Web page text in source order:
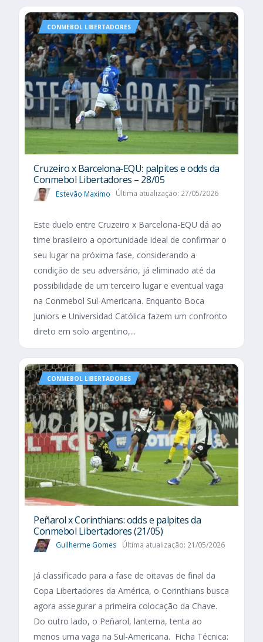
CONMEBOL LIBERTADORES
Cruzeiro x Barcelona-EQU: palpites e odds da
Conmebol Libertadores – 28/05
Estevão Maximo Última atualização: 27/05/2026
Este duelo entre Cruzeiro x Barcelona-EQU dá ao
time brasileiro a oportunidade ideal de confirmar o
seu lugar na próxima fase, considerando a
condição de seu adversário, já eliminado até da
possibilidade de um terceiro lugar e eventual vaga
na Conmebol Sul-Americana. Enquanto Boca
Juniors e Universidad Católica fazem um confronto
direto em solo argentino,...
CONMEBOL LIBERTADORES
Peñarol x Corinthians: odds e palpites da
Conmebol Libertadores (21/05)
Guilherme Gomes Última atualização: 21/05/2026
Já classificado para a fase de oitavas de final da
Copa Libertadores da América, o Corinthians busca
agora assegurar a primeira colocação da Chave.
Do outro lado, o Peñarol, lanterna, tenta ao
menos uma vaga na Sul-Americana. Ficha Técnica: